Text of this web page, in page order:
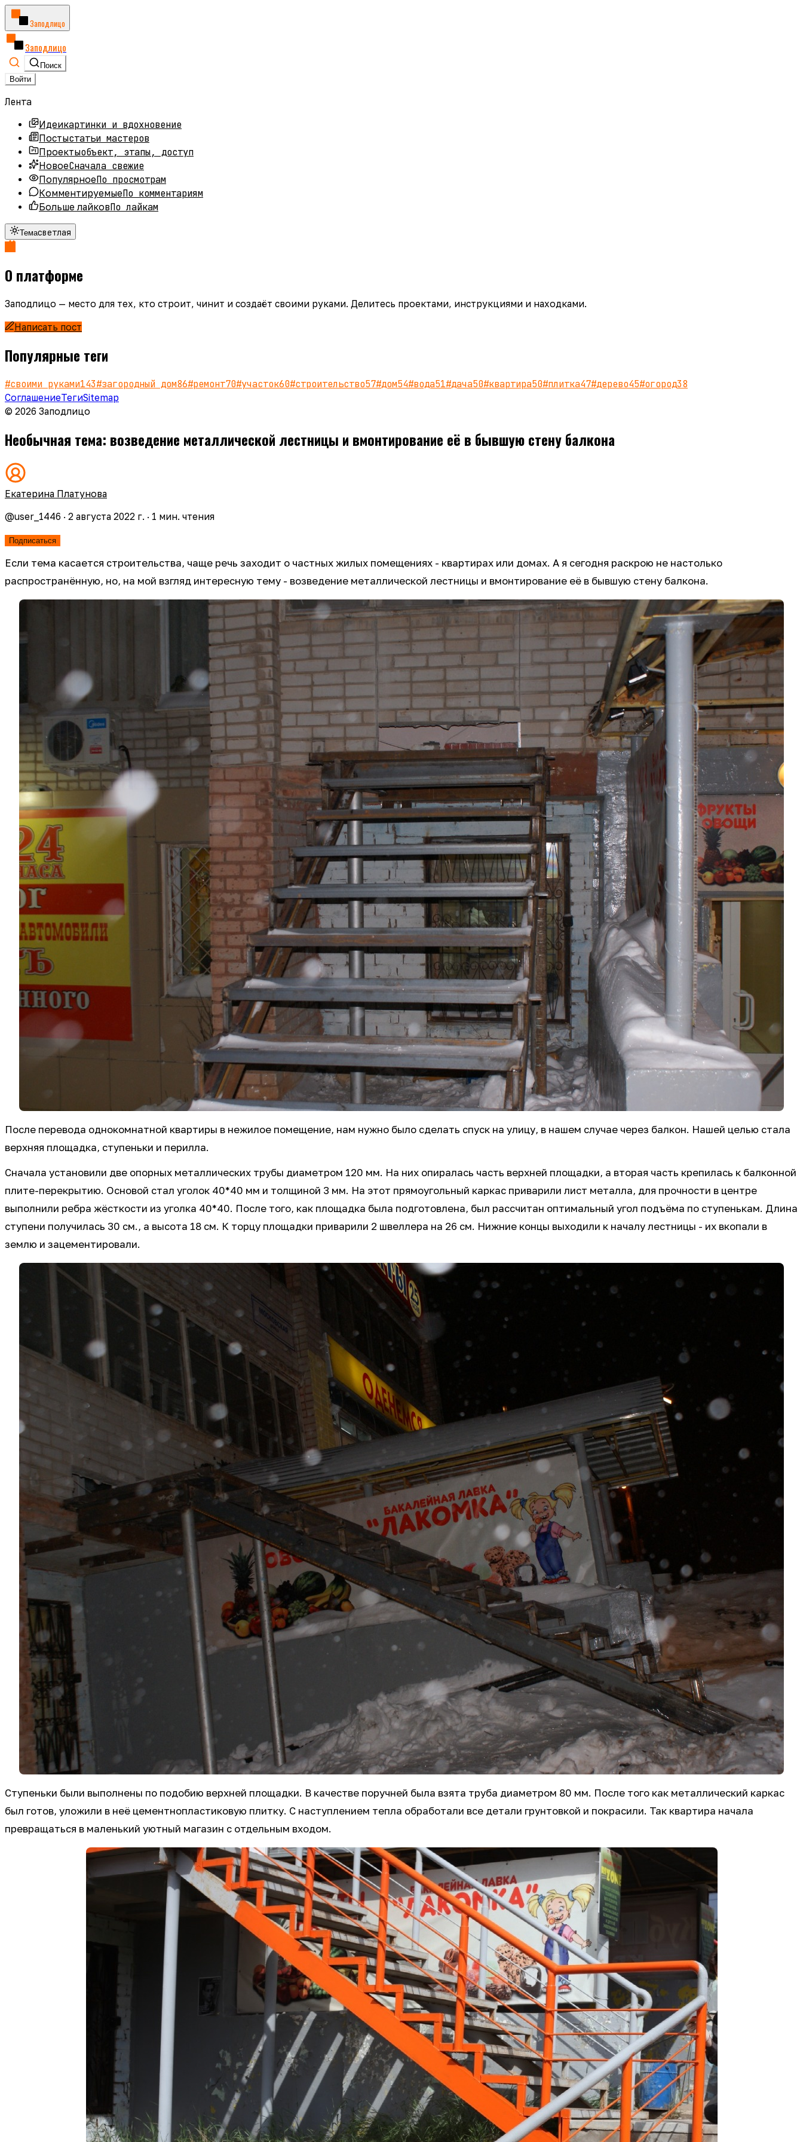
Заподлицо
Заподлицо
Поиск
Войти
Лента
Идеикартинки и вдохновение
Постыстатьи мастеров
Проектыобъект, этапы, доступ
НовоеСначала свежие
ПопулярноеПо просмотрам
КомментируемыеПо комментариям
Больше лайковПо лайкам
Темасветлая
О платформе
Заподлицо — место для тех, кто строит, чинит и создаёт своими руками. Делитесь проектами, инструкциями и находками.
Написать пост
Популярные теги
#своими руками143#загородный дом86#ремонт70#участок60#строительство57#дом54#вода51#дача50#квартира50#плитка47#дерево45#огород38
СоглашениеТегиSitemap
© 2026 Заподлицо
Необычная тема: возведение металлической лестницы и вмонтирование её в бывшую стену балкона
Екатерина Платунова
@user_1446 · 2 августа 2022 г. · 1 мин. чтения
Подписаться
Если тема касается строительства, чаще речь заходит о частных жилых помещениях - квартирах или домах. А я сегодня раскрою не настолько
распространённую, но, на мой взгляд интересную тему - возведение металлической лестницы и вмонтирование её в бывшую стену балкона.
После перевода однокомнатной квартиры в нежилое помещение, нам нужно было сделать спуск на улицу, в нашем случае через балкон. Нашей целью стала
верхняя площадка, ступеньки и перилла.
Сначала установили две опорных металлических трубы диаметром 120 мм. На них опиралась часть верхней площадки, а вторая часть крепилась к балконной
плите-перекрытию. Основой стал уголок 40*40 мм и толщиной 3 мм. На этот прямоугольный каркас приварили лист металла, для прочности в центре
выполнили ребра жёсткости из уголка 40*40. После того, как площадка была подготовлена, был рассчитан оптимальный угол подъёма по ступенькам. Длина
ступени получилась 30 см., а высота 18 см. К торцу площадки приварили 2 швеллера на 26 см. Нижние концы выходили к началу лестницы - их вкопали в
землю и зацементировали.
Ступеньки были выполнены по подобию верхней площадки. В качестве поручней была взята труба диаметром 80 мм. После того как металлический каркас
был готов, уложили в неё цементнопластиковую плитку. С наступлением тепла обработали все детали грунтовкой и покрасили. Так квартира начала
превращаться в маленький уютный магазин с отдельным входом.